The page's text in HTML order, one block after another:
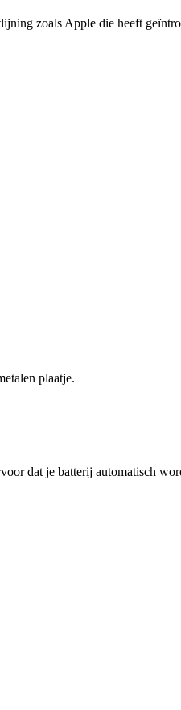
zoals Apple die heeft
plaatje.
dat je batterij automatisch